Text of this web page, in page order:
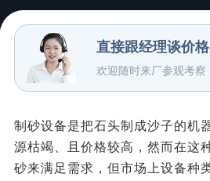
直接跟经理谈价格
欢迎随时来厂参观考察
制砂设备是把石头制成沙子的机
源枯竭、且价格较高，然而在这
砂来满足需求，但市场上设备种